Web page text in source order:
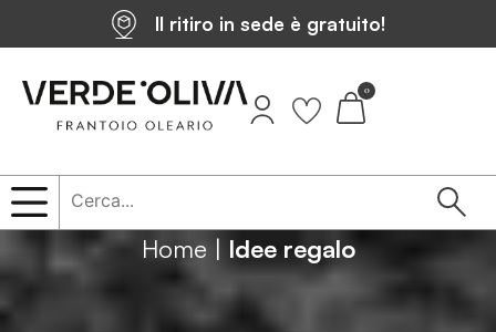
Il ritiro in sede è gratuito!
0
Home | Idee regalo